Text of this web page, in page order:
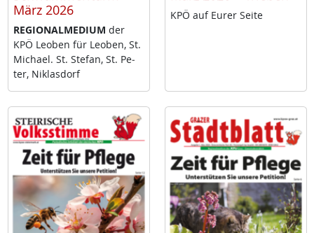
März 2026
RE­GIO­NAL­ME­DI­UM der
KPÖ Leo­ben für Leo­ben, St.
Mi­cha­el. St. Ste­fan, St. Pe­
ter, Niklas­dorf
KPÖ auf Eu­rer Sei­te